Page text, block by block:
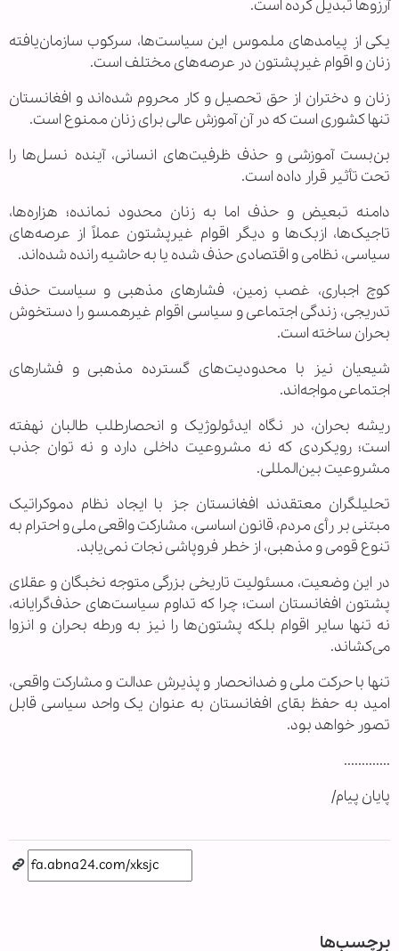
آرزوها تبدیل کرده است.
یکی از پیامدهای ملموس این سیاست‌ها، سرکوب سازمان‌یافته
زنان و اقوام غیرپشتون در عرصه‌های مختلف است.
زنان و دختران از حق تحصیل و کار محروم شده‌اند و افغانستان
تنها کشوری است که در آن آموزش عالی برای زنان ممنوع است.
بن‌بست آموزشی و حذف ظرفیت‌های انسانی، آینده نسل‌ها را
تحت تأثیر قرار داده است.
دامنه تبعیض و حذف اما به زنان محدود نمانده؛ هزاره‌ها،
تاجیک‌ها، ازبک‌ها و دیگر اقوام غیرپشتون عملاً از عرصه‌های
سیاسی، نظامی و اقتصادی حذف شده یا به حاشیه رانده شده‌اند.
کوچ اجباری، غصب زمین، فشارهای مذهبی و سیاست حذف
تدریجی، زندگی اجتماعی و سیاسی اقوام غیرهمسو را دستخوش
بحران ساخته است.
شیعیان نیز با محدودیت‌های گسترده مذهبی و فشارهای
اجتماعی مواجه‌اند.
ریشه بحران، در نگاه ایدئولوژیک و انحصارطلب طالبان نهفته
است؛ رویکردی که نه مشروعیت داخلی دارد و نه توان جذب
مشروعیت بین‌المللی.
تحلیلگران معتقدند افغانستان جز با ایجاد نظام دموکراتیک
مبتنی بر رأی مردم، قانون اساسی، مشارکت واقعی ملی و احترام به
تنوع قومی و مذهبی، از خطر فروپاشی نجات نمی‌یابد.
در این وضعیت، مسئولیت تاریخی بزرگی متوجه نخبگان و عقلای
پشتون افغانستان است؛ چرا که تداوم سیاست‌های حذف‌گرایانه،
نه تنها سایر اقوام بلکه پشتون‌ها را نیز به ورطه بحران و انزوا
می‌کشاند.
تنها با حرکت ملی و ضدانحصار و پذیرش عدالت و مشارکت واقعی،
امید به حفظ بقای افغانستان به عنوان یک واحد سیاسی قابل
تصور خواهد بود.
.............
پایان پیام/
برچسب‌ها